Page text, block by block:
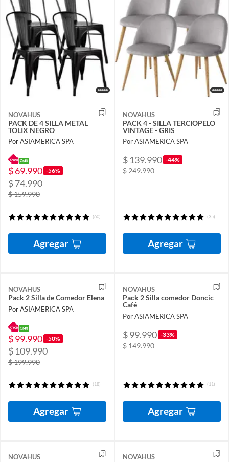
NOVAHUS
PACK DE 4 SILLA METAL
TOLIX NEGRO
Por ASIAMERICA SPA
$ 69.990 -56%
$ 74.990
$ 159.990
(60)
Agregar
NOVAHUS
PACK 4 - SILLA TERCIOPELO
VINTAGE - GRIS
Por ASIAMERICA SPA
$ 139.990 -44%
$ 249.990
(35)
Agregar
NOVAHUS
Pack 2 Silla de Comedor Elena
Por ASIAMERICA SPA
$ 99.990 -50%
$ 109.990
$ 199.990
(18)
Agregar
NOVAHUS
Pack 2 Silla comedor Doncic
Café
Por ASIAMERICA SPA
$ 99.990 -33%
$ 149.990
(11)
Agregar
NOVAHUS NOVAHUS